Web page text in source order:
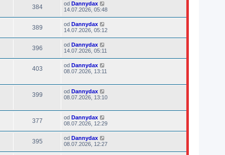
384 od Dannydax
14.07.2026, 05:48
389 od Dannydax
14.07.2026, 05:12
396 od Dannydax
14.07.2026, 05:11
403 od Dannydax
08.07.2026, 13:11
399 od Dannydax
08.07.2026, 13:10
377 od Dannydax
08.07.2026, 12:29
395 od Dannydax
08.07.2026, 12:27